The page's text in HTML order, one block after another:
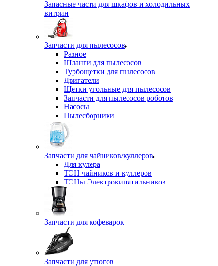
Запасные части для шкафов и холодильных
витрин
Запчасти для пылесосов
Разное
Шланги для пылесосов
Турбощетки для пылесосов
Двигатели
Щетки угольные для пылесосов
Запчасти для пылесосов роботов
Насосы
Пылесборники
Запчасти для чайников/куллеров
Для кулера
ТЭН чайников и куллеров
ТЭНы Электрокипятильников
Запчасти для кофеварок
Запчасти для утюгов